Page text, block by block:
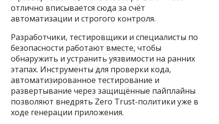
отлично вписывается сюда за счёт
автоматизации и строгого контроля.
Разработчики, тестировщики и специалисты по
безопасности работают вместе, чтобы
обнаружить и устранить уязвимости на ранних
этапах. Инструменты для проверки кода,
автоматизированное тестирование и
развертывание через защищённые пайплайны
позволяют внедрять Zero Trust-политики уже в
ходе генерации приложения.